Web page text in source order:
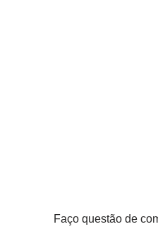
Faço questão de